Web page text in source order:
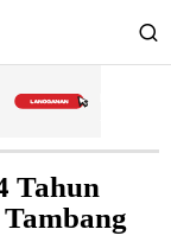
Tahun